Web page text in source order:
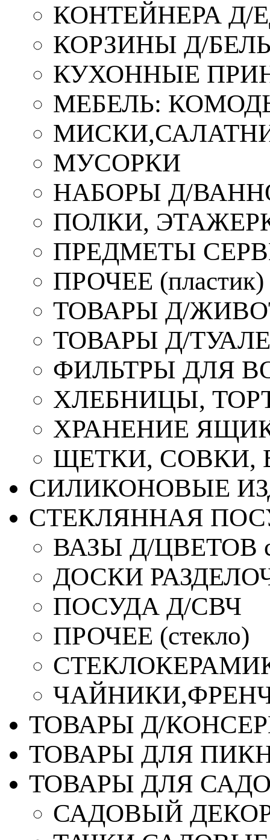
КОНТЕЙНЕРА Д/
КОРЗИНЫ Д/
КУХОННЫЕ
МЕБЕЛЬ:
МУСОРКИ
НАБОРЫ Д/
ПОЛКИ,
ПРЕДМЕТЫ
ПРОЧЕЕ (пластик)
ТОВАРЫ Д/
ТОВАРЫ Д/
ФИЛЬТРЫ ДЛЯ
ХЛЕБНИЦЫ,
ХРАНЕНИЕ
ЩЕТКИ, СОВКИ,
СИЛИКОНОВЫЕ
СТЕКЛЯННАЯ
ВАЗЫ Д/ЦВЕТОВ
ДОСКИ
ПОСУДА Д/СВЧ
ПРОЧЕЕ (стекло)
ТОВАРЫ Д/
ТОВАРЫ ДЛЯ
ТОВАРЫ ДЛЯ
САДОВЫЙ